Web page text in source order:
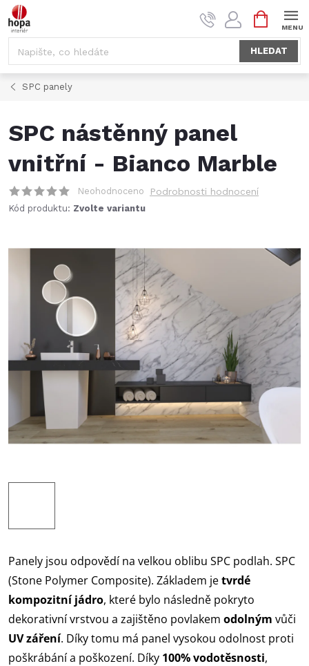
Přejít
na
HLEDAT
NÁKUPNÍ
KOŠÍK
SPC panely
SPC nástěnný panel
vnitřní - Bianco Marble
Neohodnoceno Podrobnosti hodnocení
Kód produktu: Zvolte variantu
Panely jsou odpovědí na velkou oblibu SPC podlah. SPC
(Stone Polymer Composite). Základem jetvrdé
kompozitní jádro, které bylo následně pokryto
dekorativní vrstvou a zajištěno povlakem odolným vůči
UV záření. Díky tomu má panel vysokou odolnost proti
poškrábání a poškození. Díky 100% vodotěsnosti,